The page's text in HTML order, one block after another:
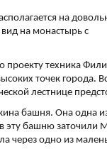
на
на монастырь с
проекту техника
точек города.
лестнице
башня. Она одна
эту башню заточили
через одно из